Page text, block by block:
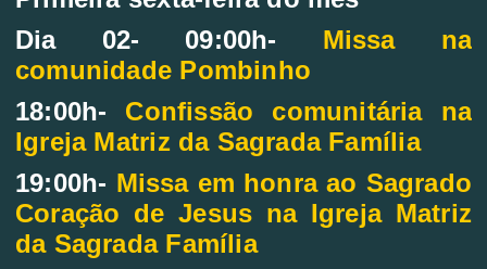
Dia 02- 09:00h- Missa na
comunidade Pombinho
18:00h- Confissão comunitária na
Igreja Matriz da Sagrada Família
19:00h- Missa em honra ao Sagrado
Coração de Jesus na Igreja Matriz
da Sagrada Família